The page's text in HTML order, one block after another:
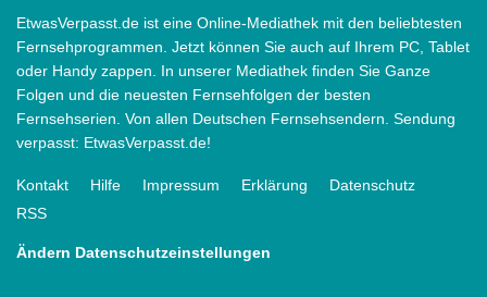
EtwasVerpasst.de ist eine Online-Mediathek mit den beliebtesten
Fernsehprogrammen. Jetzt können Sie auch auf Ihrem PC, Tablet
oder Handy zappen. In unserer Mediathek finden Sie Ganze
Folgen und die neuesten Fernsehfolgen der besten
Fernsehserien. Von allen Deutschen Fernsehsendern. Sendung
verpasst: EtwasVerpasst.de!
Kontakt Hilfe Impressum Erklärung
Datenschutz
RSS
Ändern Datenschutzeinstellungen